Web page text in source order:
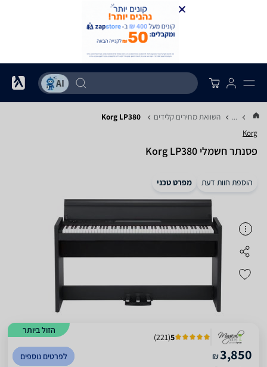
... השוואת מחירים קלידים Korg LP380
Korg
‏פסנתר חשמלי Korg LP380
הוספת חוות דעת מפרט טכני
הזול ביותר
5
(
221
)
₪3,850 לפרטים נוספים